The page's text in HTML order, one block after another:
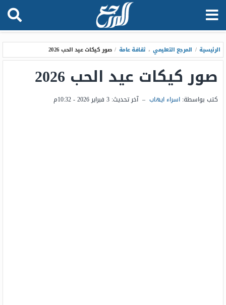
الرئيسية / المرجع التعليمي ، ثقافة عامة / صور كيكات عيد الحب 2026
صور كيكات عيد الحب 2026
كتب بواسطة: اسراء ايهاب – آخر تحديث: 3 فبراير 2026 - 10:32م